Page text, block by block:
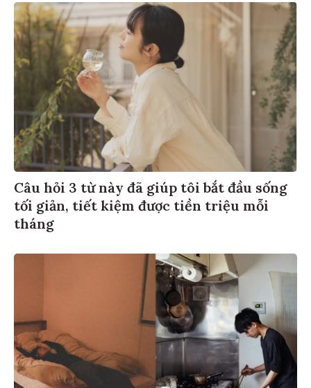
Câu hỏi 3 từ này đã giúp tôi bắt đầu sống
tối giản, tiết kiệm được tiền triệu mỗi
tháng